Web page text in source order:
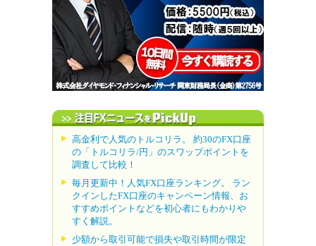
高金利で人気のトルコリラ。 約30のFX口座
の「トルコリラ/円」のスワップポイントを
調査して比較！
毎月更新中！人気FX口座ランキング。 ラン
クインしたFX口座のキャンペーン情報、お
すすめポイントなどを初心者にもわかりや
すく解説。
少額から取引可能で損失や取引時間が限定